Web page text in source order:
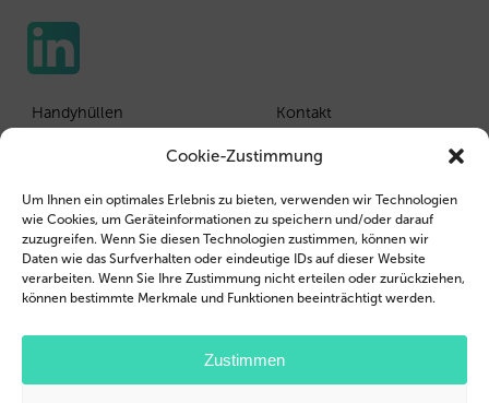
Cookie-Zustimmung
Um Ihnen ein optimales Erlebnis zu bieten, verwenden wir Technologien
wie Cookies, um Geräteinformationen zu speichern und/oder darauf
zuzugreifen. Wenn Sie diesen Technologien zustimmen, können wir
Daten wie das Surfverhalten oder eindeutige IDs auf dieser Website
verarbeiten. Wenn Sie Ihre Zustimmung nicht erteilen oder zurückziehen,
können bestimmte Merkmale und Funktionen beeinträchtigt werden.
Zustimmen
Handyhüllen
Wiederverkäufer
Unternehmensprofil
Jobs
Kontakt
Kunden Login
Impressum
AGB
Datenschutzerklärung